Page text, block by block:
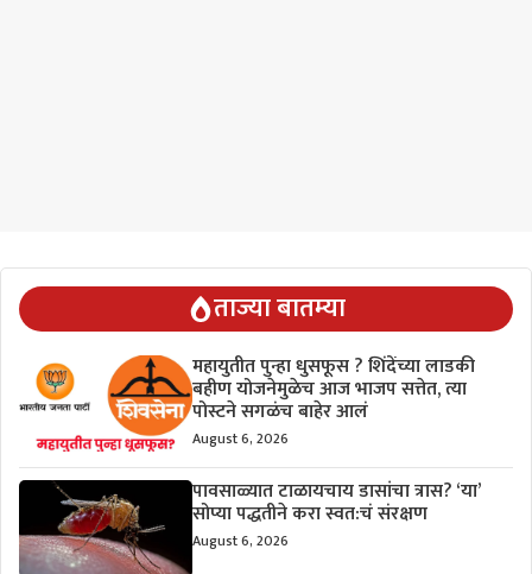
ताज्या बातम्या
महायुतीत पुन्हा धुसफूस ? शिंदेंच्या लाडकी
बहीण योजनेमुळेच आज भाजप सत्तेत, त्या
पोस्टने सगळंच बाहेर आलं
August 6, 2026
पावसाळ्यात टाळायचाय डासांचा त्रास? ‘या’
सोप्या पद्धतीने करा स्वत:चं संरक्षण
August 6, 2026